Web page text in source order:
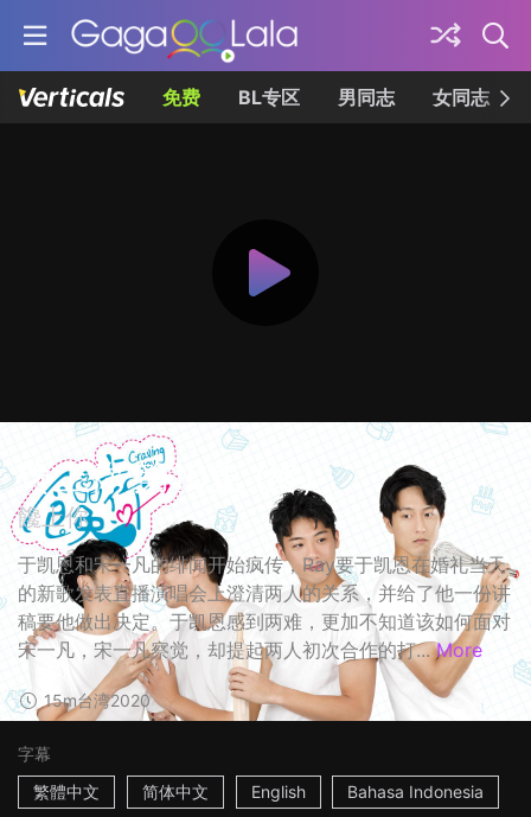
免费 BL专区 男同志 女同志
馋上你 第10集 (终)
饞上你
于凯恩和宋一凡的绯闻开始疯传，Ray要于凯恩在婚礼当天
的新歌发表直播演唱会上澄清两人的关系，并给了他一份讲
稿要他做出决定。于凯恩感到两难，更加不知道该如何面对
宋一凡，宋一凡察觉，却提起两人初次合作的打... More
15m台湾2020
字幕
繁體中文
简体中文 English Bahasa Indonesia